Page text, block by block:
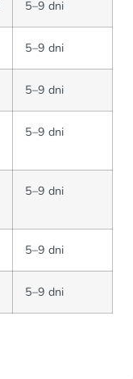
5–9 dni
5–9 dni
5–9 dni
5–9 dni
5–9 dni
5–9 dni
5–9 dni